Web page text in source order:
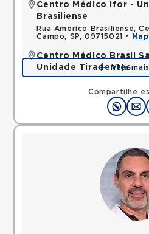
Compartilhe
Centro Médico Ifor -
Brasiliense
Rua Americo Brasiliense,
Campo, SP, 09715021 •
Centro Médico Brasil
Unidade Tiradentes
Rua Tiradentes, Vila Dora,
09030560 •Mapa
Veja